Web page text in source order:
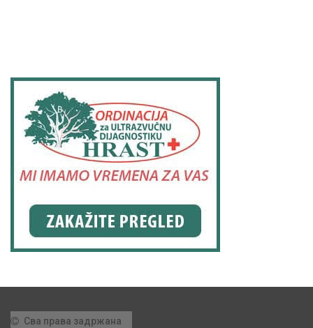
Сва права задржана